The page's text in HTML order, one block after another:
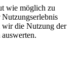
wie möglich zu
wir die Nutzung der